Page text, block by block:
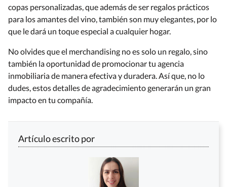
copas personalizadas, que además de ser regalos prácticos
para los amantes del vino, también son muy elegantes, por lo
que le dará un toque especial a cualquier hogar.
No olvides que el merchandising no es solo un regalo, sino
también la oportunidad de promocionar tu agencia
inmobiliaria de manera efectiva y duradera. Así que, no lo
dudes, estos detalles de agradecimiento generarán un gran
impacto en tu compañía.
Artículo escrito por